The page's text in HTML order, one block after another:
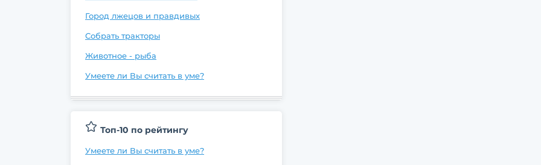
Город лжецов и правдивых
Собрать тракторы
Животное - рыба
Умеете ли Вы считать в уме?
Топ-10 по рейтингу
Умеете ли Вы считать в уме?